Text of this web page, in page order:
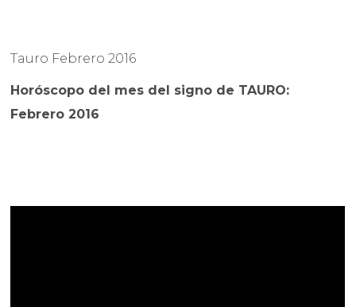
Tauro Febrero 2016
Horóscopo del mes del signo de TAURO:
Febrero 2016